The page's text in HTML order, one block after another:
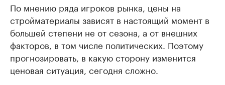
По мнению ряда игроков рынка, цены на
стройматериалы зависят в настоящий момент в
большей степени не от сезона, а от внешних
факторов, в том числе политических. Поэтому
прогнозировать, в какую сторону изменится
ценовая ситуация, сегодня сложно.